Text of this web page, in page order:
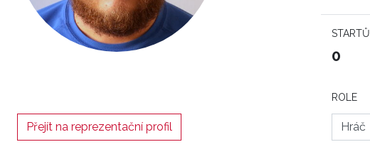
STARTŮ
0
Přejít na reprezentační profil
ROLE